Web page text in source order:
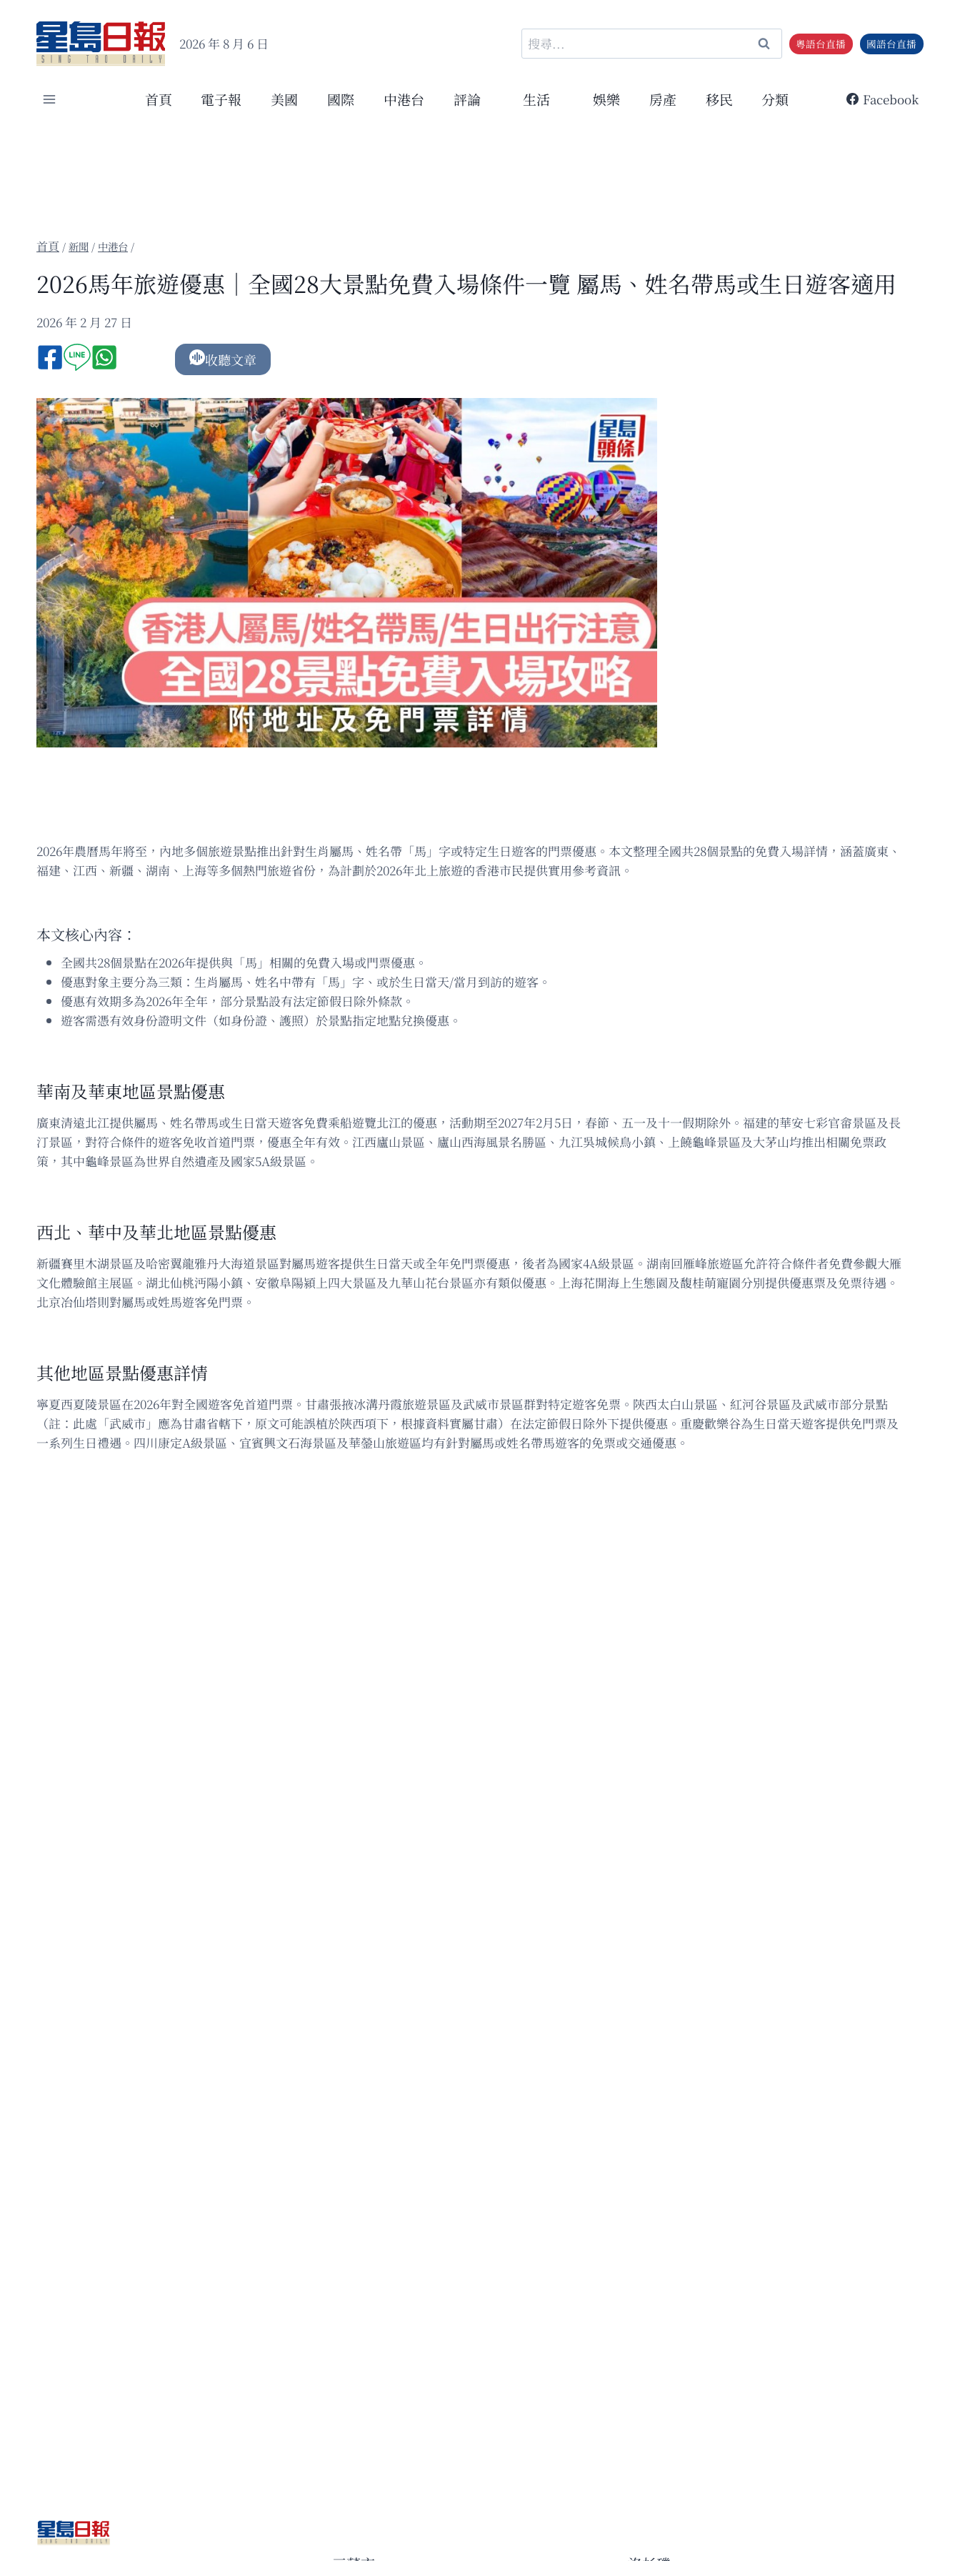
content
2026 年 8 月 6 日
搜
尋
鍵
粵語台直播 國語台直播
首頁 電子報 美國 國際 中港台 評論 生活 娛樂 房產 移民 分類 Facebook
/新聞 / 中港台 /
2026馬年旅遊優惠｜全國28大景點免費入場條件一覽 屬馬、姓名帶馬或生日遊客適用
2026 年 2 月 27 日
收聽文章
2026年農曆馬年將至，內地多個旅遊景點推出針對生肖屬馬、姓名帶「馬」字或特定生日遊客的門票優惠。本文整理全國共28個景點的免費入場詳情，涵蓋廣東、
福建、江西、新疆、湖南、上海等多個熱門旅遊省份，為計劃於2026年北上旅遊的香港市民提供實用參考資訊。
本文核心內容：
全國共28個景點在2026年提供與「馬」相關的免費入場或門票優惠。
優惠對象主要分為三類：生肖屬馬、姓名中帶有「馬」字、或於生日當天/當月到訪的遊客。
優惠有效期多為2026年全年，部分景點設有法定節假日除外條款。
遊客需憑有效身份證明文件（如身份證、護照）於景點指定地點兌換優惠。
華南及華東地區景點優惠
廣東清遠北江提供屬馬、姓名帶馬或生日當天遊客免費乘船遊覽北江的優惠，活動期至2027年2月5日，春節、五一及十一假期除外。福建的華安七彩官畲景區及長
汀景區，對符合條件的遊客免收首道門票，優惠全年有效。江西廬山景區、廬山西海風景名勝區、九江吳城候鳥小鎮、上饒龜峰景區及大茅山均推出相關免票政
策，其中龜峰景區為世界自然遺產及國家5A級景區。
西北、華中及華北地區景點優惠
新疆賽里木湖景區及哈密翼龍雅丹大海道景區對屬馬遊客提供生日當天或全年免門票優惠，後者為國家4A級景區。湖南回雁峰旅遊區允許符合條件者免費參觀大雁
文化體驗館主展區。湖北仙桃沔陽小鎮、安徽阜陽潁上四大景區及九華山花台景區亦有類似優惠。上海花開海上生態園及馥桂萌寵園分別提供優惠票及免票待遇。
北京冶仙塔則對屬馬或姓馬遊客免門票。
其他地區景點優惠詳情
寧夏西夏陵景區在2026年對全國遊客免首道門票。甘肅張掖冰溝丹霞旅遊景區及武威市景區群對特定遊客免票。陝西太白山景區、紅河谷景區及武威市部分景點
（註：此處「武威市」應為甘肅省轄下，原文可能誤植於陝西項下，根據資料實屬甘肅）在法定節假日除外下提供優惠。重慶歡樂谷為生日當天遊客提供免門票及
一系列生日禮遇。四川康定A級景區、宜賓興文石海景區及華鎣山旅遊區均有針對屬馬或姓名帶馬遊客的免票或交通優惠。